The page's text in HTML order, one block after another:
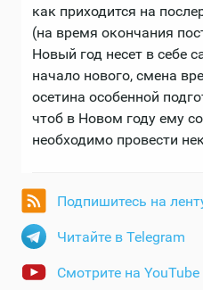
как приходится на
(на время окончания
Новый год несет в себе
начало нового, смена
осетина особенной
чтоб в Новом году ему
необходимо провести
Подпишитесь на
Читайте в Telegram
Смотрите на YouTube